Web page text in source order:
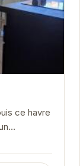
ce havre
offrant